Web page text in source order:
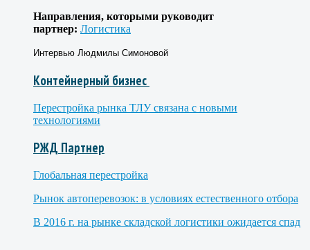
Направления, которыми руководит
партнер: Логистика
Интервью Людмилы Симоновой
Контейнерный бизнес
Перестройка рынка ТЛУ связана с новыми
технологиями
РЖД Партнер
Глобальная перестройка
Рынок автоперевозок: в условиях естественного отбора
В 2016 г. на рынке складской логистики ожидается спад